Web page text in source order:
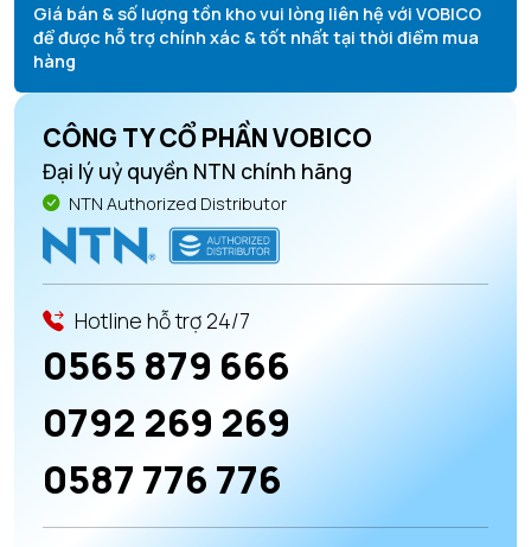
Giá bán & số lượng tồn kho vui lòng liên hệ với VOBICO
để được hỗ trợ chính xác & tốt nhất tại thời điểm mua
hàng
CÔNG TY CỔ PHẦN VOBICO
Đại lý uỷ quyền NTN chính hãng
NTN Authorized Distributor
Hotline hỗ trợ 24/7
0565 879 666
0792 269 269
0587 776 776